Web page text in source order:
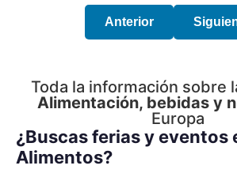
Anterior
Toda la información sobre
Alimentación, bebidas y
Europa
¿Buscas ferias y eventos
Alimentos?